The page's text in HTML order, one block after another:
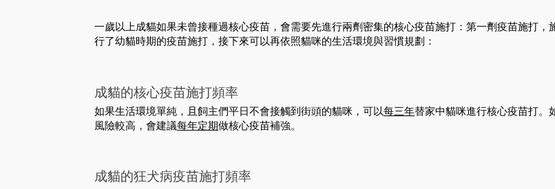
一歲以上成貓如果未曾接種過核心疫苗，會需要先進行兩劑密集的核心疫苗施打：第一劑疫苗施打
行了幼貓時期的疫苗施打，接下來可以再依照貓咪的生活環境與習慣規劃：
成貓的核心疫苗施打頻率
如果生活環境單純，且飼主們平日不會接觸到街頭的貓咪，可以每三年替家中貓咪進行核心疫苗打。
風險較高，會建議每年定期做核心疫苗補強。
成貓的狂犬病疫苗施打頻率